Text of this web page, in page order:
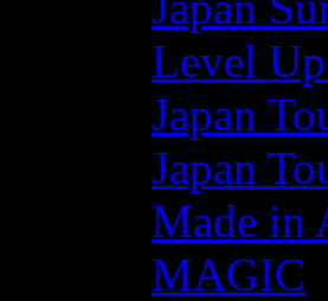
Level
Japan
Japan
Made in
MAGIC